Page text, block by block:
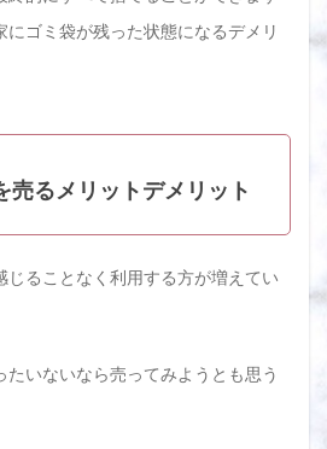
にゴミ袋が残った状態になるデメリ
売るメリットデメリット
じることなく利用する方が増えてい
たいないなら売ってみようとも思う